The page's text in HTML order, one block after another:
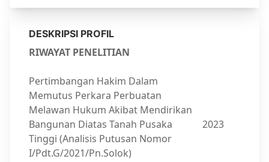
DESKRIPSI PROFIL
RIWAYAT PENELITIAN
Pertimbangan Hakim Dalam
Memutus Perkara Perbuatan
Melawan Hukum Akibat Mendirikan
Bangunan Diatas Tanah Pusaka
Tinggi (Analisis Putusan Nomor
I/Pdt.G/2021/Pn.Solok)
2023